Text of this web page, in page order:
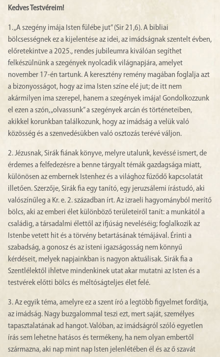
Kedves Testvéreim!
1. „A szegény imája Isten fülébe jut” (Sir 21,6). A bibliai
bölcsességnek ez a kijelentése az idei, az imádságnak szentelt évben,
előretekintve a 2025., rendes jubileumra kiválóan segíthet
felkészülnünk a szegények nyolcadik világnapjára, amelyet
november 17-én tartunk. A keresztény remény magában foglalja azt
a bizonyosságot, hogy az ima Isten színe elé jut; de itt nem
akármilyen ima szerepel, hanem a szegények imája! Gondolkozzunk
el ezen a szón, „olvassunk” a szegények arcán és történeteiben,
akikkel korunkban találkozunk, hogy az imádság a velük való
közösség és a szenvedésükben való osztozás terévé váljon.
2. Jézusnak, Sirák fiának könyve, melyre utalunk, kevéssé ismert, de
érdemes a felfedezésre a benne tárgyalt témák gazdagsága miatt,
különösen az embernek Istenhez és a világhoz fűződő kapcsolatát
illetően. Szerzője, Sirák fia egy tanító, egy jeruzsálemi írástudó, aki
valószínűleg a Kr. e. 2. században írt. Az izraeli hagyományból merítő
bölcs, aki az emberi élet különböző területeiről tanít: a munkától a
családig, a társadalmi élettől az ifjúság neveléséig; foglalkozik az
Istenbe vetett hit és a törvény betartásának témájával. Érinti a
szabadság, a gonosz és az isteni igazságosság nem könnyű
kérdéseit, melyek napjainkban is nagyon aktuálisak. Sirák fia a
Szentlélektől ihletve mindenkinek utat akar mutatni az Isten és a
testvérek előtti bölcs és méltóságteljes élet felé.
3. Az egyik téma, amelyre ez a szent író a legtöbb figyelmet fordítja,
az imádság. Nagy buzgalommal teszi ezt, mert saját, személyes
tapasztalatának ad hangot. Valóban, az imádságról szóló egyetlen
írás sem lehetne hatásos és termékeny, ha nem olyan embertől
származna, aki nap mint nap Isten jelenlétében él és az ő szavát